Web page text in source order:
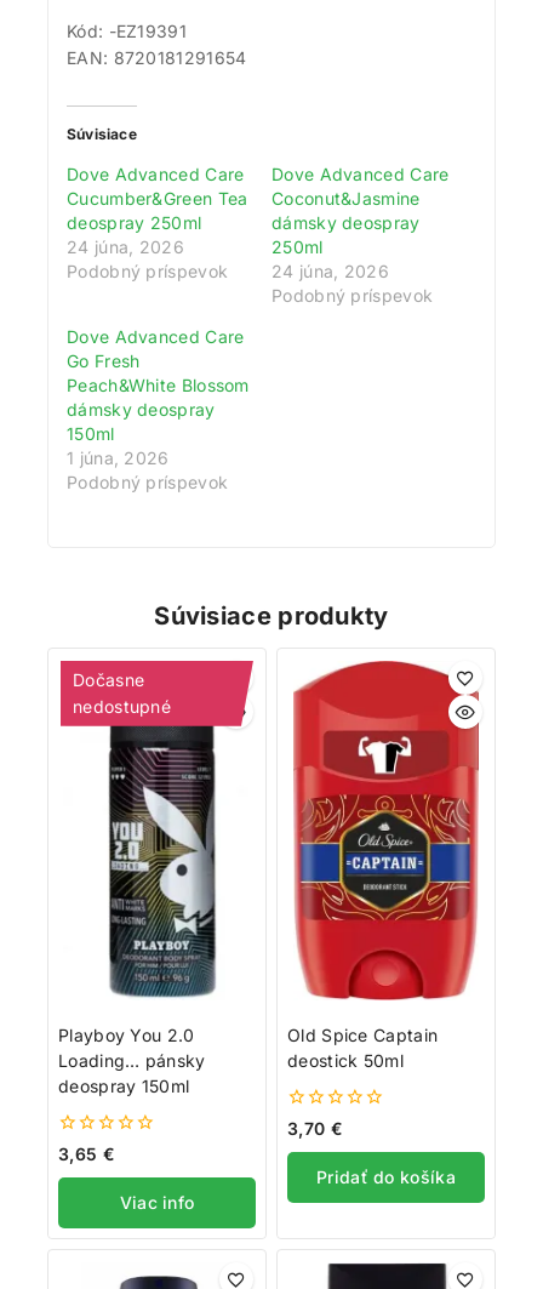
Kód: -EZ19391
EAN: 8720181291654
Súvisiace
Dove Advanced Care
Cucumber&Green Tea
deospray 250ml
24 júna, 2026
Podobný príspevok
Dove Advanced Care
Coconut&Jasmine
dámsky deospray
250ml
24 júna, 2026
Podobný príspevok
Dove Advanced Care
Go Fresh
Peach&White Blossom
dámsky deospray
150ml
1 júna, 2026
Podobný príspevok
Súvisiace produkty
Dočasne
nedostupné
Playboy You 2.0
Loading… pánsky
deospray 150ml
0
z
5
3,65 €
Viac info
Old Spice Captain
deostick 50ml
0
z
5
3,70 €
Pridať do košíka